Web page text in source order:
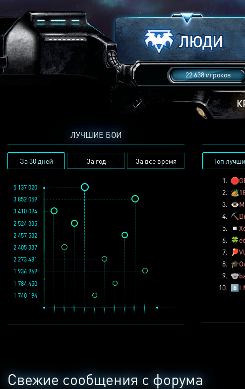
22 638 игроков
ЛУЧШИЕ БОИ
За 30 дней За год За все время
1 936 969
3 852 059
2 457 532
1 784 450
2 273 481
1 740 194
5 137 020
2 524 335
2 405 337
3 410 094
Топ
1. 🛑
2. 🏕️
3. 👁️
4. ⛏️
5.
◽
6. 🍀
7.
🏓
8. 🎓
9. 🐨
10. 8️⃣
Свежие сообщения с форума